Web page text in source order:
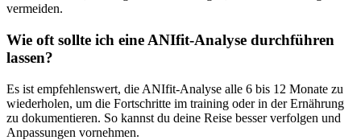
vermeiden.
Wie oft sollte‍ ich ⁢eine⁢ ANIfit-Analyse durchführen​
lassen?
Es ist empfehlenswert, die ANIfit-Analyse ⁣alle 6 bis 12 Monate zu​
wiederholen, um​ die Fortschritte im training oder in der ‌Ernährung
zu dokumentieren. So ​kannst du deine Reise besser verfolgen und
Anpassungen vornehmen.